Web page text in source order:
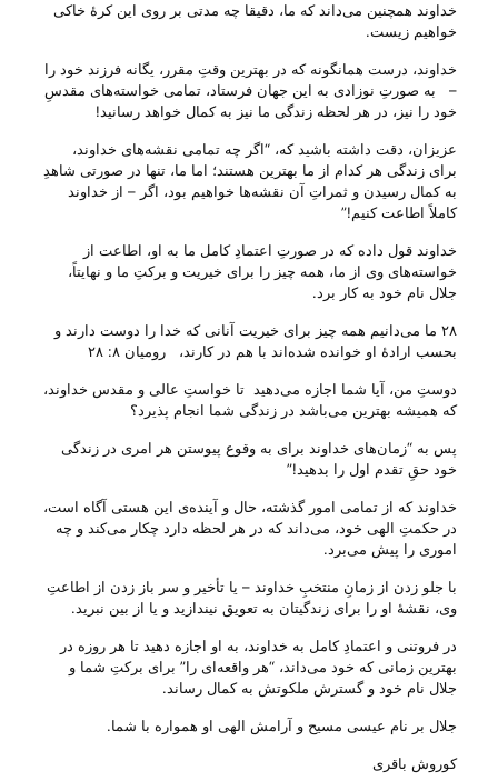
خداوند همچنین می‌‌داند که ما، دقیقا چه مدتی بر روی این کرهٔ خاکی
خواهیم زیست.
خداوند، درست همانگونه که در بهترین وقتِ مقرر، یگانه فرزند خود را
– به صورتِ نوزادی به این جهان فرستاد، تمامی خواسته‌های مقدسِ
خود را نیز، در هر لحظه زندگی ما نیز به کمال خواهد رسانید!
عزیزان، دقت داشته باشید که، “اگر چه تمامی نقشه‌های خداوند،
برای زندگی هر کدام از ما بهترین هستند؛ اما ما، تنها در صورتی شاهدِ
به کمال رسیدن و ثمراتِ آن نقشه‌ها خواهیم بود، اگر – از خداوند
کاملاً اطاعت کنیم!”
خداوند قول داده که در صورتِ اعتمادِ کامل ما به او، اطاعت از
خواسته‌های وی از ما، همه چیز را برای خیریت و برکتِ ما و نهایتاً،
جلال نام خود به کار برد.
۲۸ ما می‌دانیم همه چیز برای خیریت آنانی که خدا را دوست دارند و
بحسب ارادۀ او خوانده شده‌اند با هم در کارند، رومیان ۸: ۲۸
دوستِ من، آیا شما اجازه می‌‌دهید تا خواستِ عالی و مقدس خداوند،
که همیشه بهترین می‌‌باشد در زندگی شما انجام پذیرد؟
پس به “زمان‌های خداوند برای به وقوع پیوستن هر امری در زندگی
خود حقِ تقدم اول را بدهید!”
خداوند که از تمامی امور گذشته، حال و آینده‌ی این هستی آگاه است،
در حکمتِ الهی خود، می‌‌داند که در هر لحظه دارد چکار می‌‌کند و چه
اموری را پیش می‌‌برد.
با جلو زدن از زمانِ منتخبِ خداوند – یا تأخیر و سر باز زدن از اطاعتِ
وی، نقشهٔ او را برای زندگیتان به تعویق نیندازید و یا از بین نبرید.
در فروتنی و اعتمادِ کامل به خداوند، به او اجازه دهید تا هر روزه در
بهترین زمانی که خود می‌‌داند، “هر واقعه‌ای را” برای برکتِ شما و
جلال نام خود و گسترش ملکوتش به کمال رساند.
جلال بر نام عیسی مسیح و آرامش الهی او همواره با شما.
کوروش باقری